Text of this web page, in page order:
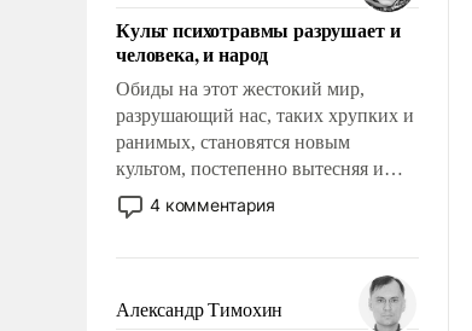
Культ психотравмы разрушает и
человека, и народ
Обиды на этот жестокий мир,
разрушающий нас, таких хрупких и
ранимых, становятся новым
культом, постепенно вытесняя и
отменяя традиционное требование к
человеку – быть мужественным и
на себя ответственность, помогать
слабым, идти вперед и
4 комментария
Александр Тимохин